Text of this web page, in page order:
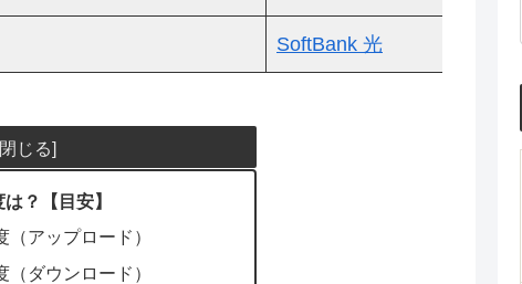
SoftBank 光
？【目安】
アップロード）
ダウンロード）